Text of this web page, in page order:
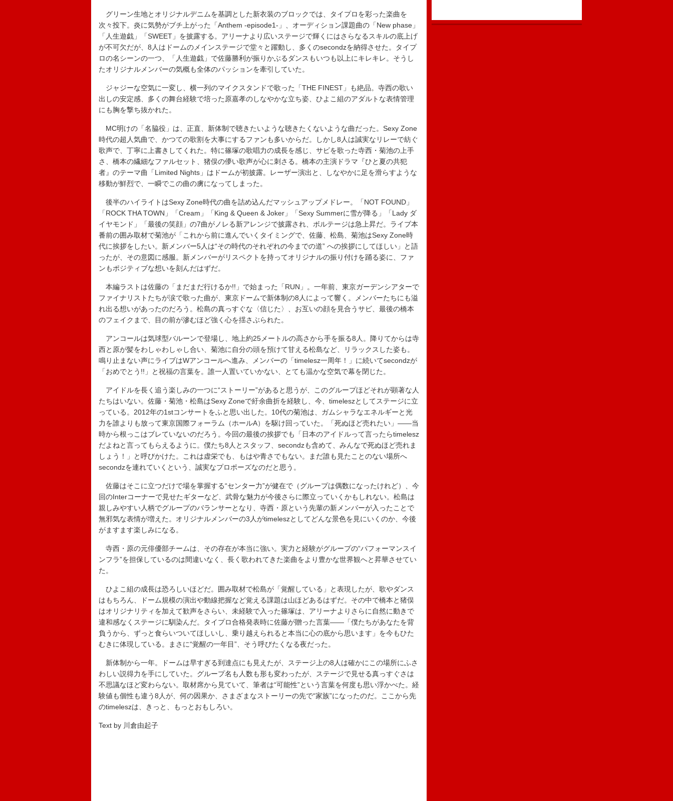
グリーン生地とオリジナルデニムを基調とした新衣装のブロックでは、タイプロを彩った楽曲を
次々投下。炎に気勢がブチ上がった「Anthem -episode1-」、オーディション課題曲の「New phase」
「人生遊戯」「SWEET」を披露する。アリーナより広いステージで輝くにはさらなるスキルの底上げ
が不可欠だが、8人はドームのメインステージで堂々と躍動し、多くのsecondzを納得させた。タイプ
ロの名シーンの一つ、「人生遊戯」で佐藤勝利が振りかぶるダンスもいつも以上にキレキレ。そうし
たオリジナルメンバーの気概も全体のパッションを牽引していた。
ジャジーな空気に一変し、横一列のマイクスタンドで歌った「THE FINEST」も絶品。寺西の歌い
出しの安定感、多くの舞台経験で培った原嘉孝のしなやかな立ち姿、ひよこ組のアダルトな表情管理
にも胸を撃ち抜かれた。
MC明けの「名脇役」は、正直、新体制で聴きたいような聴きたくないような曲だった。Sexy Zone
時代の超人気曲で、かつての歌割を大事にするファンも多いからだ。しかし8人は誠実なリレーで紡ぐ
歌声で、丁寧に上書きしてくれた。特に篠塚の歌唱力の成長を感じ、サビを歌った寺西・菊池の上手
さ、橋本の繊細なファルセット、猪俣の儚い歌声が心に刺さる。橋本の主演ドラマ『ひと夏の共犯
者』のテーマ曲「Limited Nights」はドームが初披露。レーザー演出と、しなやかに足を滑らすような
移動が鮮烈で、一瞬でこの曲の虜になってしまった。
後半のハイライトはSexy Zone時代の曲を詰め込んだマッシュアップメドレー。「NOT FOUND」
「ROCK THA TOWN」「Cream」「King & Queen & Joker」「Sexy Summerに雪が降る」「Lady ダ
イヤモンド」「最後の笑顔」の7曲がノレる新アレンジで披露され、ボルテージは急上昇だ。ライブ本
番前の囲み取材で菊池が「これから前に進んでいくタイミングで、佐藤、松島、菊池はSexy Zone時
代に挨拶をしたい。新メンバー5人は“その時代のそれぞれの今までの道” への挨拶にしてほしい」と語
ったが、その意図に感服。新メンバーがリスペクトを持ってオリジナルの振り付けを踊る姿に、ファ
ンもポジティブな想いを刻んだはずだ。
本編ラストは佐藤の「まだまだ行けるか!!」で始まった「RUN」。一年前、東京ガーデンシアターで
ファイナリストたちが涙で歌った曲が、東京ドームで新体制の8人によって響く。メンバーたちにも溢
れ出る想いがあったのだろう。松島の真っすぐな〈信じた〉、お互いの顔を見合うサビ、最後の橋本
のフェイクまで、目の前が滲むほど強く心を揺さぶられた。
アンコールは気球型バルーンで登場し、地上約25メートルの高さから手を振る8人。降りてからは寺
西と原が髪をわしゃわしゃし合い、菊池に自分の頭を預けて甘える松島など、リラックスした姿も。
鳴り止まない声にライブはWアンコールへ進み、メンバーの「timelesz一周年！」に続いてsecondzが
「おめでとう!!」と祝福の言葉を。誰一人置いていかない、とても温かな空気で幕を閉じた。
アイドルを長く追う楽しみの一つに“ストーリー”があると思うが、このグループほどそれが顕著な人
たちはいない。佐藤・菊池・松島はSexy Zoneで紆余曲折を経験し、今、timeleszとしてステージに立
っている。2012年の1stコンサートをふと思い出した。10代の菊池は、ガムシャラなエネルギーと光
力を誰よりも放って東京国際フォーラム（ホールA）を駆け回っていた。「死ぬほど売れたい」――当
時から根っこはブレていないのだろう。今回の最後の挨拶でも「日本のアイドルって言ったらtimelesz
だよねと言ってもらえるように。僕たち8人とスタッフ、secondzも含めて、みんなで死ぬほど売れま
しょう！」と呼びかけた。これは虚栄でも、もはや青さでもない。まだ誰も見たことのない場所へ
secondzを連れていくという、誠実なプロポーズなのだと思う。
佐藤はそこに立つだけで場を掌握する“センター力”が健在で（グループは偶数になったけれど）、今
回のInterコーナーで見せたギターなど、武骨な魅力が今後さらに際立っていくかもしれない。松島は
親しみやすい人柄でグループのバランサーとなり、寺西・原という先輩の新メンバーが入ったことで
無邪気な表情が増えた。オリジナルメンバーの3人がtimeleszとしてどんな景色を見にいくのか、今後
がますます楽しみになる。
寺西・原の元俳優部チームは、その存在が本当に強い。実力と経験がグループの“パフォーマンスイ
ンフラ”を担保しているのは間違いなく、長く歌われてきた楽曲をより豊かな世界観へと昇華させてい
た。
ひよこ組の成長は恐ろしいほどだ。囲み取材で松島が「覚醒している」と表現したが、歌やダンス
はもちろん、ドーム規模の演出や動線把握など覚える課題は山ほどあるはずだ。その中で橋本と猪俣
はオリジナリティを加えて歓声をさらい、未経験で入った篠塚は、アリーナよりさらに自然に動きで
違和感なくステージに馴染んだ。タイプロ合格発表時に佐藤が贈った言葉――「僕たちがあなたを背
負うから、ずっと食らいついてほしいし、乗り越えられると本当に心の底から思います」を今もひた
むきに体現している。まさに“覚醒の一年目”、そう呼びたくなる夜だった。
新体制から一年。ドームは早すぎる到達点にも見えたが、ステージ上の8人は確かにこの場所にふさ
わしい説得力を手にしていた。グループ名も人数も形も変わったが、ステージで見せる真っすぐさは
不思議なほど変わらない。取材席から見ていて、筆者は“可能性”という言葉を何度も思い浮かべた。経
験値も個性も違う8人が、何の因果か、さまざまなストーリーの先で“家族”になったのだ。ここから先
のtimeleszは、きっと、もっとおもしろい。
Text by 川倉由起子